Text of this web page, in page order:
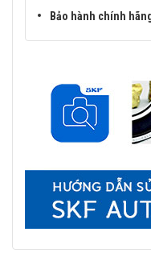
Bảo hành chính